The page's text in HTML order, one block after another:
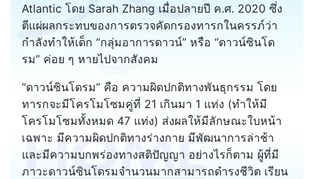
Atlantic โดย Sarah Zhang เมื่อปลายปี ค.ศ. 2020 ซึ่ง
ตีแผ่ผลกระทบของการตรวจคัดกรองทารกในครรภ์ว่า
กำลังทำให้เด็ก “กลุ่มอาการดาวน์” หรือ “ดาวน์ซินโด
รม” ค่อย ๆ หายไปจากสังคม
“ดาวน์ซินโดรม” คือ ความผิดปกติทางพันธุกรรม โดย
ทารกจะมีโครโมโซมคู่ที่ 21 เกินมา 1 แท่ง (ทำให้มี
โครโมโซมทั้งหมด 47 แท่ง) ส่งผลให้มีลักษณะใบหน้า
เฉพาะ มีความผิดปกติทางร่างกาย มีพัฒนาการล่าช้า
และมีความบกพร่องทางสติปัญญา อย่างไรก็ตาม ผู้ที่มี
ภาวะดาวน์ซินโดรมจำนวนมากสามารถดำรงชีวิต เรียน